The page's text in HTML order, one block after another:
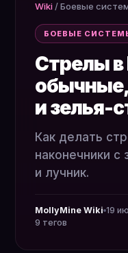
Wiki /Боевые
БОЕВЫЕ
Стрелы
и зелья-
Как делать
наконечники
и лучник.
MollyMine Wiki 19
9 тегов